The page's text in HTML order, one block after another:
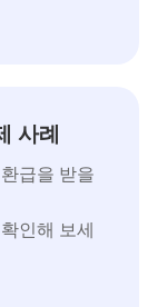
사례
급을 받을
인해 보세